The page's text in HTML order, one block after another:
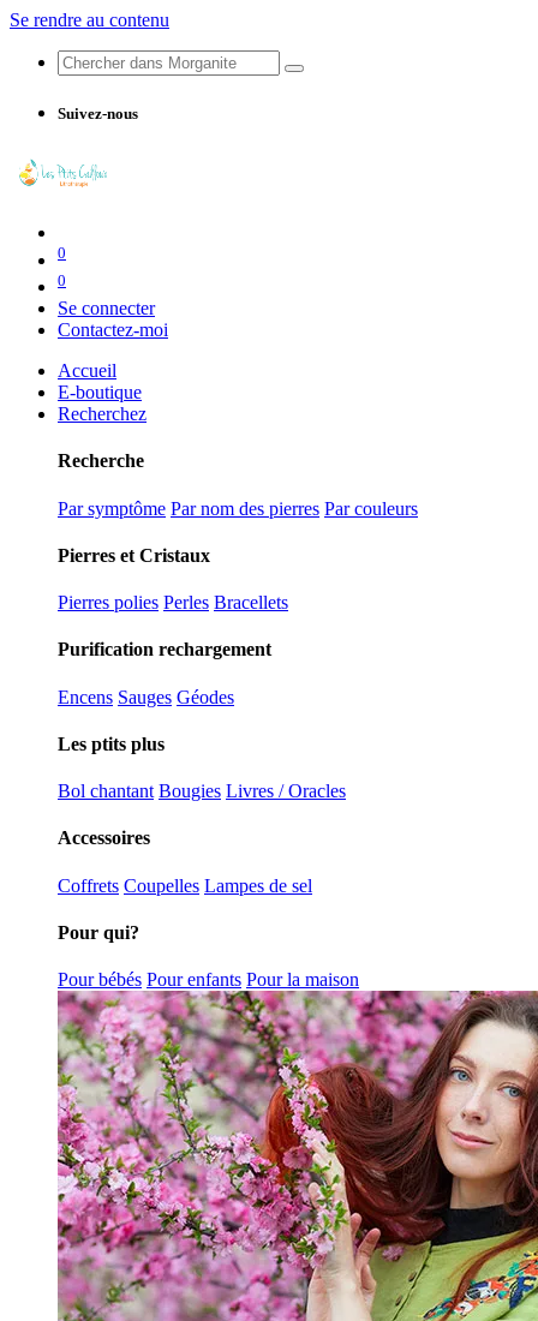
Se rendre au contenu
Suivez-nous
0
0
Se connecter
Contactez-moi
Accueil
E-boutique
Recherchez
Recherche
Par symptôme Par nom des pierres Par couleurs
Pierres et Cristaux
Pierres polies Perles Bracellets
Purification rechargement
Encens Sauges Géodes
Les ptits plus
Bol chantant Bougies Livres / Oracles
Accessoires
Coffrets Coupelles Lampes de sel
Pour qui?
Pour bébés Pour enfants Pour la maison